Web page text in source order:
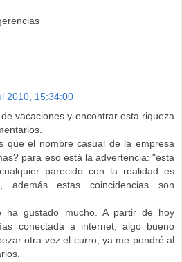
2010, 15:34:00
vacaciones y encontrar esta riqueza
que el nombre casual de la empresa
para eso está la advertencia: "esta
parecido con la realidad es
además estas coincidencias son
ha gustado mucho. A partir de hoy
conectada a internet, algo bueno
otra vez el curro, ya me pondré al